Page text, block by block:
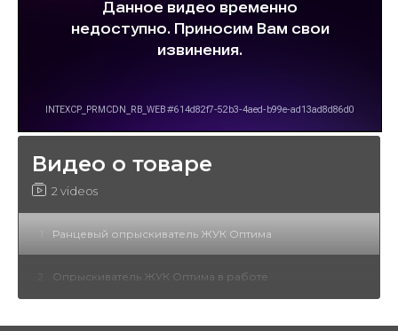
Видео о товаре
2 videos
Ранцевый опрыскиватель ЖУК Оптима
Опрыскиватель ЖУК Оптима в работе